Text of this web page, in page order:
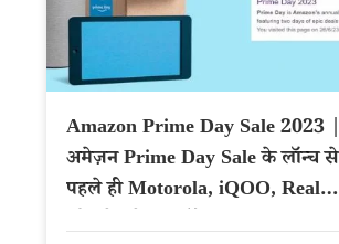
Amazon Prime Day Sale 2023 |
अमेज़न Prime Day Sale के लॉन्च से
पहले ही Motorola, iQOO, Realme